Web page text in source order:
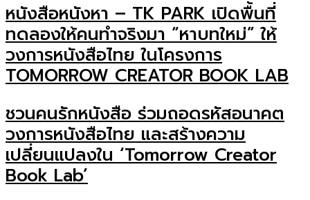
หนังสือหนังหา – TK PARK เปิดพื้นที่
ทดลองให้คนทำจริงมา “หาบทใหม่” ให้
วงการหนังสือไทย ในโครงการ
TOMORROW CREATOR BOOK LAB
ชวนคนรักหนังสือ ร่วมถอดรหัสอนาคต
วงการหนังสือไทย และสร้างความ
เปลี่ยนแปลงใน ‘Tomorrow Creator
Book Lab’